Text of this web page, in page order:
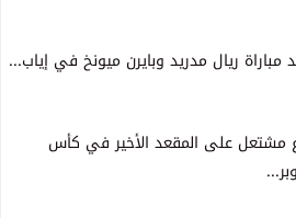
مباراة ريال مدريد وبايرن ميونخ في إياب...
مشتعل على المقعد الأخير في كأس